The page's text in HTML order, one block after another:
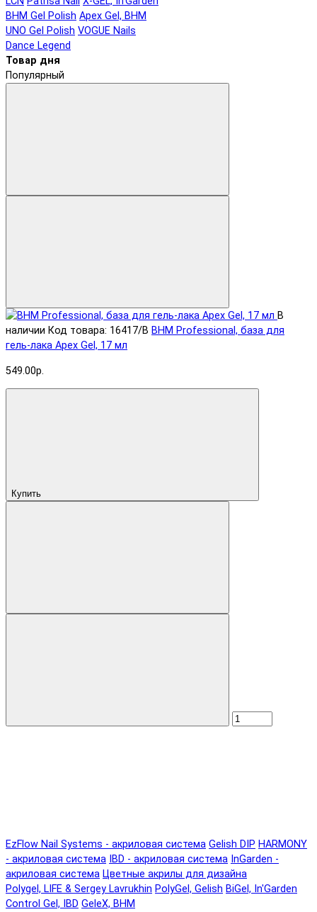
BHM Gel Polish Apex Gel, BHM
UNO Gel Polish VOGUE Nails
Dance Legend
Товар дня
Популярный
В
наличии Код товара: 16417/B BHM Professional, база для
гель-лака Apex Gel, 17 мл
549.00р.
Купить
EzFlow Nail Systems - акриловая система Gelish DIP HARMONY
- акриловая система IBD - акриловая система InGarden -
акриловая система Цветные акрилы для дизайна
Polygel, LIFE & Sergey Lavrukhin PolyGel, Gelish BiGel, In'Garden
Control Gel, IBD GeleX, BHM